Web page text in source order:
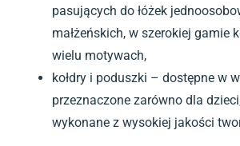
pasujących do łóżek
małżeńskich, w szerokiej gamie
wielu motywach,
kołdry i poduszki – dostępne w
przeznaczone zarówno dla
wykonane z wysokiej jakości